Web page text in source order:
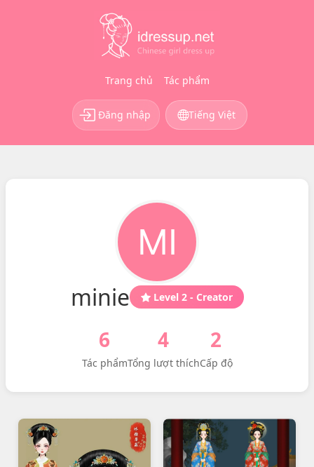
Trang chủ Tác phẩm
Đăng nhập Tiếng Việt
minie Level 2 - Creator
6
Tác phẩm
4
Tổng lượt thích
2
Cấp độ